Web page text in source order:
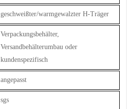
geschweißter/warmgewalzter H-Träger
Verpackungsbehälter,
Versandbehälterumbau oder
kundenspezifisch
angepasst
sgs